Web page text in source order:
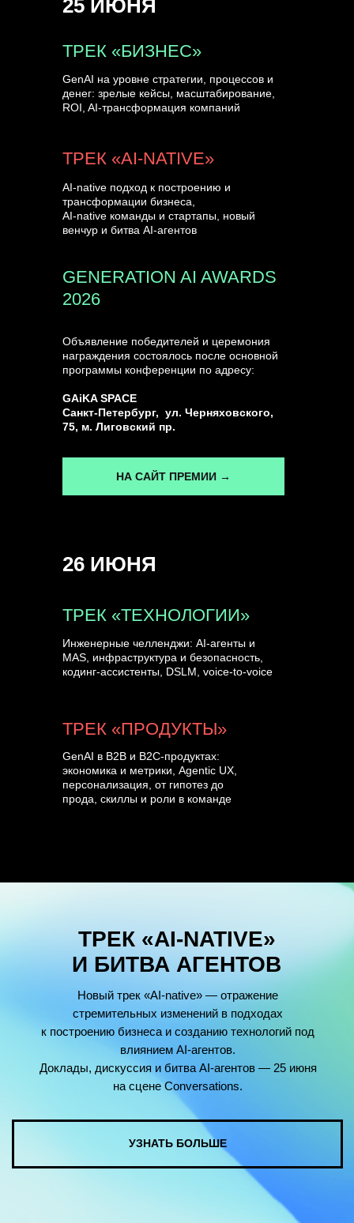
Объявление победителей и церемония
награждения состоялось после основной
программы конференции по адресу:
GAiKA SPACE
Санкт-Петербург, ул. Черняховского,
75, м. Лиговский пр.
ТРЕК «БИЗНЕС»
GENERATION AI AWARDS
2026
GenAI на уровне стратегии, процессов и
денег: зрелые кейсы, масштабирование,
ROI, AI-трансформация компаний
AI-native подход к построению и
трансформации бизнеса,
AI-native команды и стартапы, новый
венчур и битва AI-агентов
ТРЕК «AI-NATIVE»
25 ИЮНЯ
26 ИЮНЯ
ТРЕК «ПРОДУКТЫ»
GenAI в B2B и B2C-продуктах:
экономика и метрики, Agentic UX,
персонализация, от гипотез до
прода, скиллы и роли в команде
Инженерные челленджи: AI-агенты и
MAS, инфраструктура и безопасность,
кодинг-ассистенты, DSLM, voice-to-voice
ТРЕК «ТЕХНОЛОГИИ»
НА САЙТ ПРЕМИИ →
УЗНАТЬ БОЛЬШЕ
ГЕНЕРАЛЬНЫЙ ИНФОПАРТНЕР
CONVERSATIONS